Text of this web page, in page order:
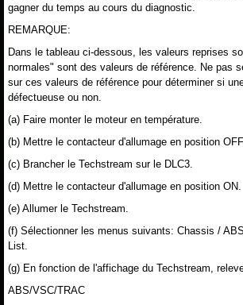
gagner du temps au cours du diagnostic.
REMARQUE:
Dans le tableau ci-dessous, les valeurs reprises
normales" sont des valeurs de référence. Ne pas
sur ces valeurs de référence pour déterminer si
défectueuse ou non.
(a) Faire monter le moteur en température.
(b) Mettre le contacteur d'allumage en position OFF.
(c) Brancher le Techstream sur le DLC3.
(d) Mettre le contacteur d'allumage en position ON.
(e) Allumer le Techstream.
(f) Sélectionner les menus suivants: Chassis /
List.
(g) En fonction de l'affichage du Techstream,
ABS/VSC/TRAC